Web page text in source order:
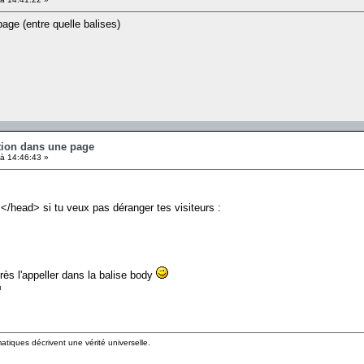
(entre quelle balises)
dans une page
14:46:43 »
head> si tu veux pas déranger tes visiteurs :
l'appeller dans la balise body
décrivent une vérité universelle.